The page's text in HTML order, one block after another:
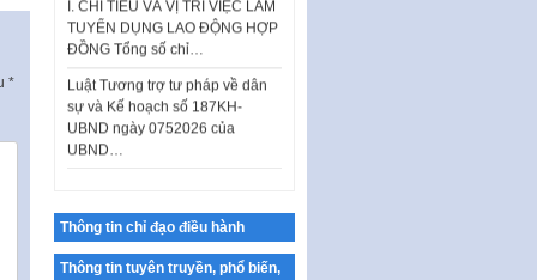
*
TUYỂN DỤNG LAO ĐỘNG HỢP
ĐỒNG Tổng số chỉ…
sự và Kế hoạch số 187KH-
UBND ngày 0752026 của
UBND…
thành phố Hà Nội
Kế hoạch Tổ chức Cuộc thi
chính luận về bảo vệ nền tảng tư
Thông tin chỉ đạo điều hành
Thông tin tuyên truyền, phổ biến,